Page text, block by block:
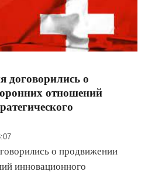
договорились о
отношений
о продвижении
инновационного